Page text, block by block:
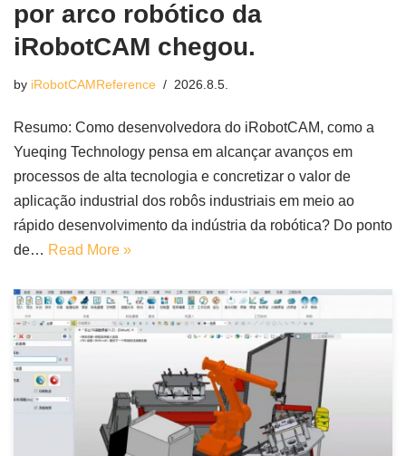
por arco robótico da
iRobotCAM chegou.
by iRobotCAMReference 2026.8.5.
Resumo: Como desenvolvedora do iRobotCAM, como a
Yueqing Technology pensa em alcançar avanços em
processos de alta tecnologia e concretizar o valor de
aplicação industrial dos robôs industriais em meio ao
rápido desenvolvimento da indústria da robótica? Do ponto
de… Read More »